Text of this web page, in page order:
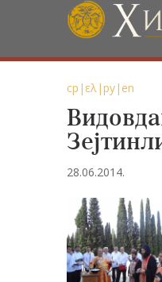
ср | ελ|ру| en
28.06.2014.